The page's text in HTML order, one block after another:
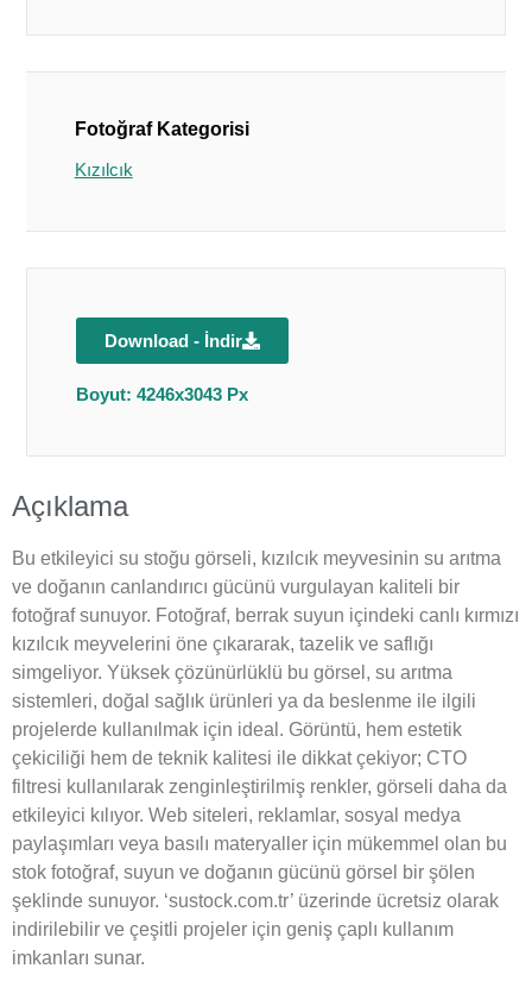
Fotoğraf Kategorisi
Kızılcık
Download - İndir
Boyut: 4246x3043 Px
Açıklama
Bu etkileyici su stoğu görseli, kızılcık meyvesinin su arıtma
ve doğanın canlandırıcı gücünü vurgulayan kaliteli bir
fotoğraf sunuyor. Fotoğraf, berrak suyun içindeki canlı kırmızı
kızılcık meyvelerini öne çıkararak, tazelik ve saflığı
simgeliyor. Yüksek çözünürlüklü bu görsel, su arıtma
sistemleri, doğal sağlık ürünleri ya da beslenme ile ilgili
projelerde kullanılmak için ideal. Görüntü, hem estetik
çekiciliği hem de teknik kalitesi ile dikkat çekiyor; CTO
filtresi kullanılarak zenginleştirilmiş renkler, görseli daha da
etkileyici kılıyor. Web siteleri, reklamlar, sosyal medya
paylaşımları veya basılı materyaller için mükemmel olan bu
stok fotoğraf, suyun ve doğanın gücünü görsel bir şölen
şeklinde sunuyor. ‘sustock.com.tr’ üzerinde ücretsiz olarak
indirilebilir ve çeşitli projeler için geniş çaplı kullanım
imkanları sunar.